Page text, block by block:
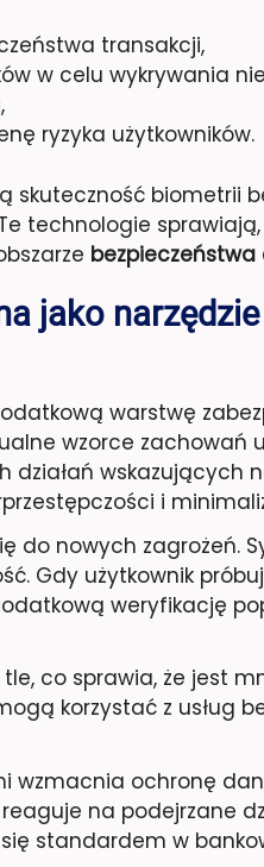
transakcji,
w celu wykrywania
ryzyka użytkowników.
skuteczność biometrii
technologie
jako
warstwę
wzorce zachowań
wskazujących
i
do nowych zagrożeń.
Gdy użytkownik
weryfikację
co sprawia, że jest
korzystać z usług
wzmacnia ochronę
na podejrzane
standardem w